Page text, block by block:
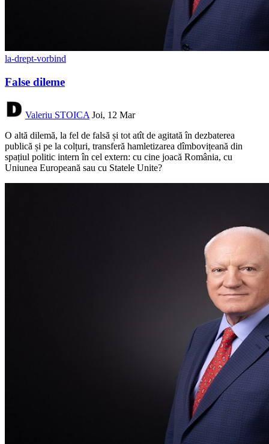
la-drept-vorbind
False dileme
Valeriu STOICA Joi, 12 Mar
O altă dilemă, la fel de falsă și tot atît de agitată în dezbaterea
publică și pe la colțuri, transferă hamletizarea dîmbovițeană din
spațiul politic intern în cel extern: cu cine joacă România, cu
Uniunea Europeană sau cu Statele Unite?